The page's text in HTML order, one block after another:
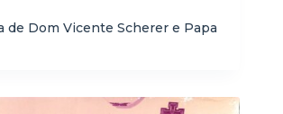
de Dom Vicente Scherer e Papa